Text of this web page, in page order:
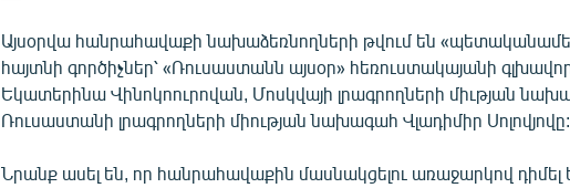
Այսօրվա հանրահավաքի նախաձեռնողների թվում են
հայտնի գործիչներ՝ «Ռուսաստանն այսօր» հեռուստակայանի
Եկատերինա Վինոկոուրովան, Մոսկվայի լրագրողների միւթյան
Ռուսաստանի լրագրողների միության նախագահ Վլադիմիր Սոլովյովը:
Նրանք ասել են, որ հանրահավաքին մասնակցելու առաջարկով դիմել